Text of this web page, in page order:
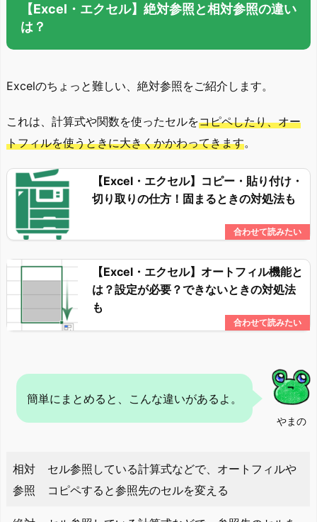
【Excel・エクセル】絶対参照と相対参照の違い
は？
Excelのちょっと難しい、絶対参照をご紹介します。
これは、計算式や関数を使ったセルをコピペしたり、オー
トフィルを使うときに大きくかかわってきます。
【Excel・エクセル】コピー・貼り付け・
切り取りの仕方！固まるときの対処法も
【Excel・エクセル】オートフィル機能と
は？設定が必要？できないときの対処法
も
やまの
簡単にまとめると、こんな違いがあるよ。
相対
参照
セル参照している計算式などで、オートフィルや
コピペすると参照先のセルを変える